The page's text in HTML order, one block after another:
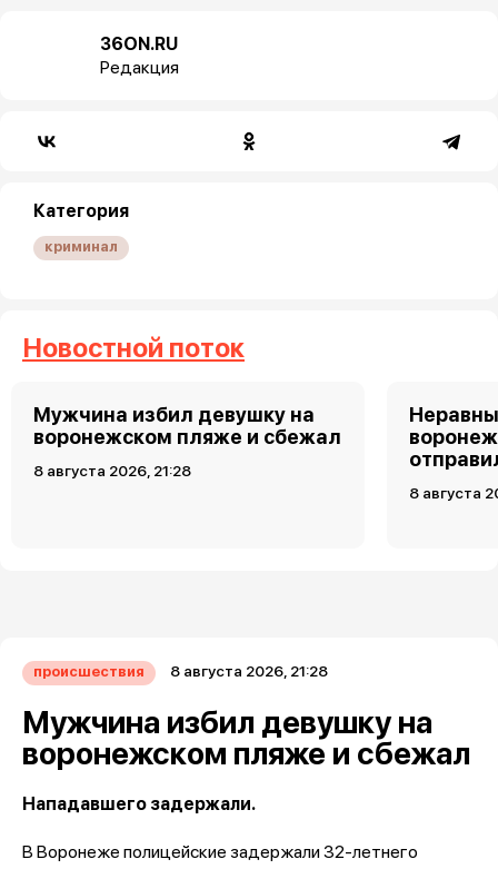
36ON.RU
Редакция
Категория
криминал
Новостной поток
Мужчина избил девушку на
воронежском пляже и сбежал
8 августа 2026, 21:28
8 августа
происшествия 8 августа 2026, 21:28
Мужчина избил девушку на
воронежском пляже и сбежал
Нападавшего задержали.
В Воронеже полицейские задержали 32-летнего